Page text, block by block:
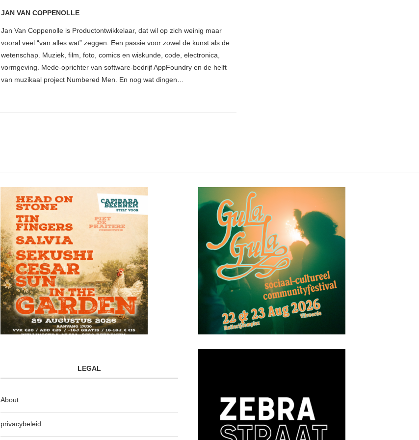
JAN VAN COPPENOLLE
Jan Van Coppenolle is Productontwikkelaar, dat wil op zich weinig maar
vooral veel “van alles wat” zeggen. Een passie voor zowel de kunst als de
wetenschap. Muziek, film, foto, comics en wiskunde, code, electronica,
vormgeving. Mede-oprichter van software-bedrijf AppFoundry en de helft
van muzikaal project Numbered Men. En nog wat dingen…
LEGAL
About
privacybeleid